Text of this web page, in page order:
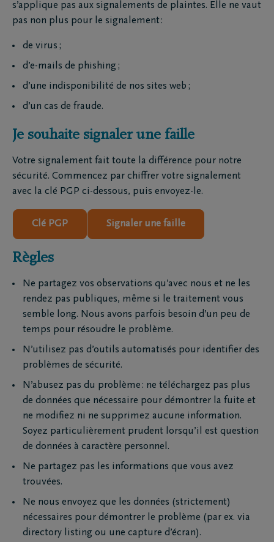
s’applique pas aux signalements de plaintes. Elle ne vaut
pas non plus pour le signalement :
de virus ;
d’e-mails de phishing ;
d’une indisponibilité de nos sites web ;
d’un cas de fraude.
Je souhaite signaler une faille
Votre signalement fait toute la différence pour notre
sécurité. Commencez par chiffrer votre signalement
avec la clé PGP ci-dessous, puis envoyez-le.
Clé PGP Signaler une faille
Règles
Ne partagez vos observations qu’avec nous et ne les
rendez pas publiques, même si le traitement vous
semble long. Nous avons parfois besoin d’un peu de
temps pour résoudre le problème.
N’utilisez pas d’outils automatisés pour identifier des
problèmes de sécurité.
N’abusez pas du problème : ne téléchargez pas plus
de données que nécessaire pour démontrer la fuite et
ne modifiez ni ne supprimez aucune information.
Soyez particulièrement prudent lorsqu’il est question
de données à caractère personnel.
Ne partagez pas les informations que vous avez
trouvées.
Ne nous envoyez que les données (strictement)
nécessaires pour démontrer le problème (par ex. via
directory listing ou une capture d’écran).